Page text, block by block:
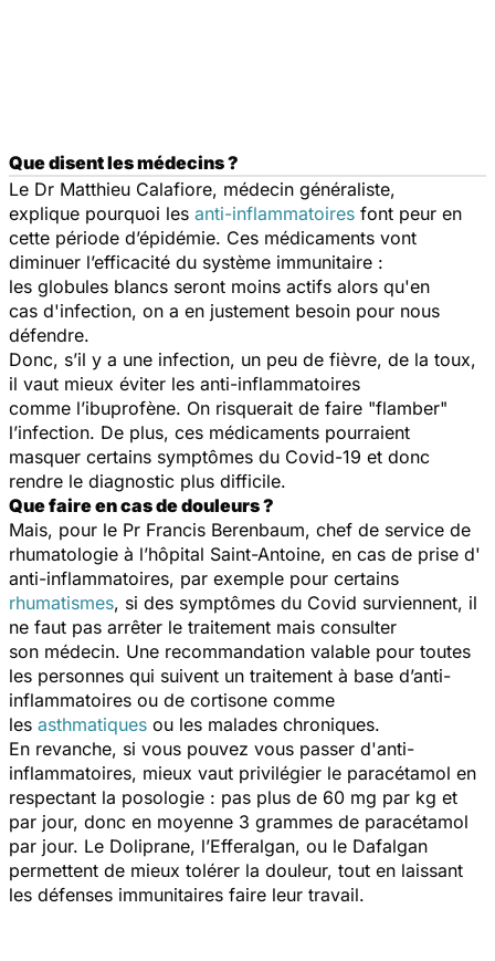
Que disent les médecins ?
Le Dr Matthieu Calafiore, médecin généraliste,
explique pourquoi les anti-inflammatoires font peur en
cette période d’épidémie. Ces médicaments vont
diminuer l’efficacité du système immunitaire :
les globules blancs seront moins actifs alors qu'en
cas d'infection, on a en justement besoin pour nous
défendre.
Donc, s’il y a une infection, un peu de fièvre, de la toux,
il vaut mieux éviter les anti-inflammatoires
comme l’ibuprofène. On risquerait de faire "flamber"
l’infection. De plus, ces médicaments pourraient
masquer certains symptômes du Covid-19 et donc
rendre le diagnostic plus difficile.
Que faire en cas de douleurs ?
Mais, pour le Pr Francis Berenbaum, chef de service de
rhumatologie à l’hôpital Saint-Antoine, en cas de prise d'
anti-inflammatoires, par exemple pour certains
rhumatismes, si des symptômes du Covid surviennent, il
ne faut pas arrêter le traitement mais consulter
son médecin. Une recommandation valable pour toutes
les personnes qui suivent un traitement à base d’anti-
inflammatoires ou de cortisone comme
les asthmatiques ou les malades chroniques.
En revanche, si vous pouvez vous passer d'anti-
inflammatoires, mieux vaut privilégier le paracétamol en
respectant la posologie : pas plus de 60 mg par kg et
par jour, donc en moyenne 3 grammes de paracétamol
par jour. Le Doliprane, l’Efferalgan, ou le Dafalgan
permettent de mieux tolérer la douleur, tout en laissant
les défenses immunitaires faire leur travail.